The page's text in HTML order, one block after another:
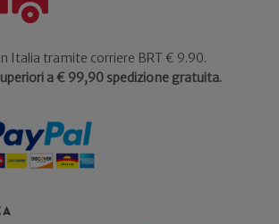
Italia tramite corriere BRT € 9.90.
a € 99,90 spedizione gratuita.